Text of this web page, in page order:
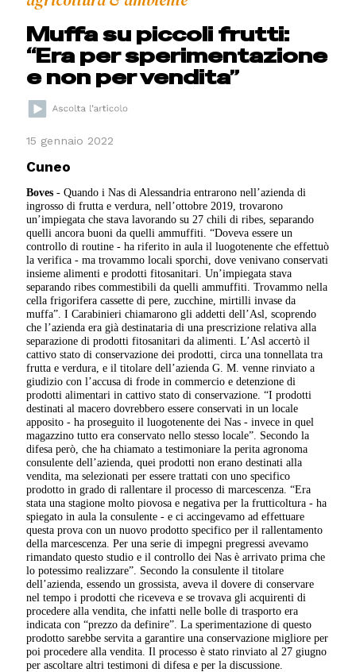
Muffa su piccoli frutti:
“Era per sperimentazione
e non per vendita”
15 gennaio 2022
Cuneo
Boves - Quando i Nas di Alessandria entrarono nell’azienda di
ingrosso di frutta e verdura, nell’ottobre 2019, trovarono
un’impiegata che stava lavorando su 27 chili di ribes, separando
quelli ancora buoni da quelli ammuffiti. “Doveva essere un
controllo di routine - ha riferito in aula il luogotenente che effettuò
la verifica - ma trovammo locali sporchi, dove venivano conservati
insieme alimenti e prodotti fitosanitari. Un’impiegata stava
separando ribes commestibili da quelli ammuffiti. Trovammo nella
cella frigorifera cassette di pere, zucchine, mirtilli invase da
muffa”. I Carabinieri chiamarono gli addetti dell’Asl, scoprendo
che l’azienda era già destinataria di una prescrizione relativa alla
separazione di prodotti fitosanitari da alimenti. L’Asl accertò il
cattivo stato di conservazione dei prodotti, circa una tonnellata tra
frutta e verdura, e il titolare dell’azienda G. M. venne rinviato a
giudizio con l’accusa di frode in commercio e detenzione di
prodotti alimentari in cattivo stato di conservazione. “I prodotti
destinati al macero dovrebbero essere conservati in un locale
apposito - ha proseguito il luogotenente dei Nas - invece in quel
magazzino tutto era conservato nello stesso locale”. Secondo la
difesa però, che ha chiamato a testimoniare la perita agronoma
consulente dell’azienda, quei prodotti non erano destinati alla
vendita, ma selezionati per essere trattati con uno specifico
prodotto in grado di rallentare il processo di marcescenza. “Era
stata una stagione molto piovosa e negativa per la frutticoltura - ha
spiegato in aula la consulente - e ci accingevamo ad effettuare
questa prova con un nuovo prodotto specifico per il rallentamento
della marcescenza. Per una serie di impegni pregressi avevamo
rimandato questo studio e il controllo dei Nas è arrivato prima che
lo potessimo realizzare”. Secondo la consulente il titolare
dell’azienda, essendo un grossista, aveva il dovere di conservare
nel tempo i prodotti che riceveva e se trovava gli acquirenti di
procedere alla vendita, che infatti nelle bolle di trasporto era
indicata con “prezzo da definire”. La sperimentazione di questo
prodotto sarebbe servita a garantire una conservazione migliore per
poi procedere alla vendita. Il processo è stato rinviato al 27 giugno
per ascoltare altri testimoni di difesa e per la discussione.